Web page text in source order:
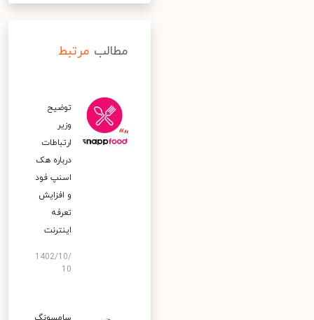
مطالب مرتبط
توضیح
وزیر
ارتباطات
درباره هک
اسنپ‌ فود
و افزایش
تعرفه
اینترنت
1402/10/
10